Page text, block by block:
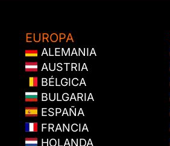
EUROPA
ALEMANIA
AUSTRIA
BÉLGICA
BULGARIA
ESPAÑA
FRANCIA
HOLANDA